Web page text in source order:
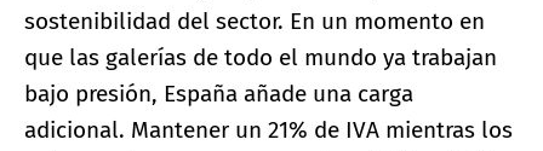
sostenibilidad del sector. En un momento en
que las galerías de todo el mundo ya trabajan
bajo presión, España añade una carga
adicional. Mantener un 21% de IVA mientras los